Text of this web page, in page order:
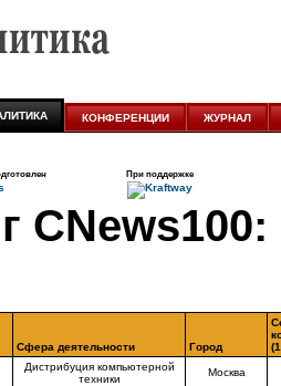
КОНФЕРЕНЦИИ ЖУРНАЛ
При поддержке
Сфера деятельности Город
Дистрибуция компьютерной
техники
Москва